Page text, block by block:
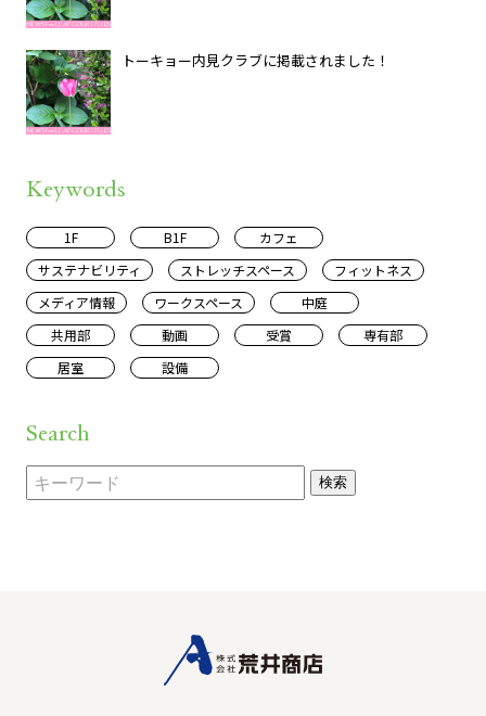
トーキョー内見クラブに掲載されました！
Keywords
1F B1F
カフェ
サステナビリティ
ストレッチスペース
フィットネス
メディア情報
ワークスペース
中庭
共用部
動画 受賞
専有部
居室
設備
Search